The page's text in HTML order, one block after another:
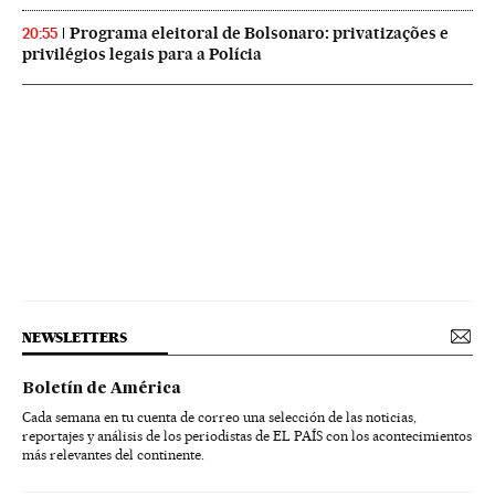
20:55
Programa eleitoral de Bolsonaro: privatizações e
privilégios legais para a Polícia
NEWSLETTERS
Boletín de América
Cada semana en tu cuenta de correo una selección de las noticias,
reportajes y análisis de los periodistas de EL PAÍS con los acontecimientos
más relevantes del continente.